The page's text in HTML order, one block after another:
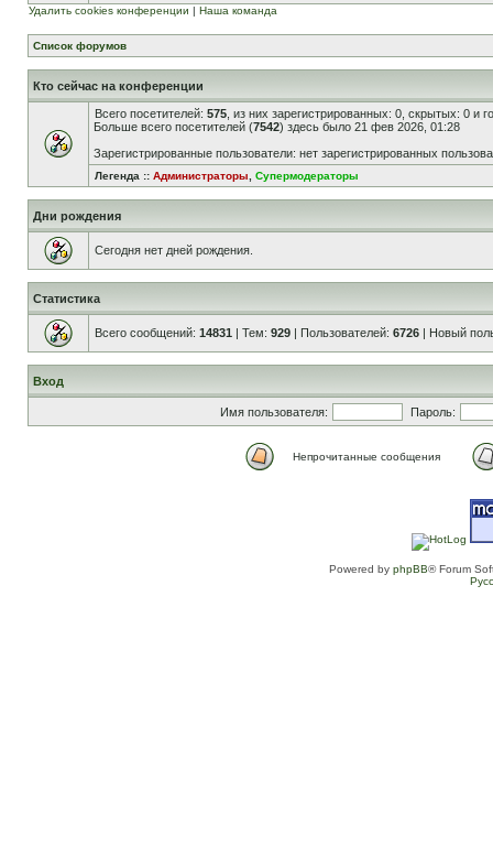
Удалить cookies конференции | Наша команда
Список форумов
Кто сейчас на конференции
Всего посетителей: 575 , из них зарегистрированных: 0, скрытых: 0 и
Больше всего посетителей (7542) здесь было 21 фев 2026, 01:28
Зарегистрированные пользователи: нет зарегистрированных
Легенда :: Администраторы Супермодераторы
Дни рождения
Сегодня нет дней рождения.
Статистика
Всего сообщений: 14831 | Тем: 929 | Пользователей: 6726 | Новый
Вход
Имя пользователя: Пароль:
Непрочитанные сообщения
Powered by phpBB® Forum